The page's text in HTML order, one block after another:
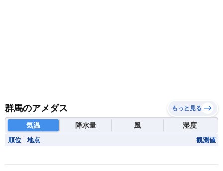
群馬のアメダス もっと見る
気温 降水量 風 湿度
順位 地点 観測値